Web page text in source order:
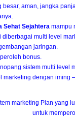
besar, aman, jangka
Sehat Sejahtera mampu
multi level
jaringan.
bonus.
sistem multi level
marketing dengan iming
marketing Plan yang
untuk